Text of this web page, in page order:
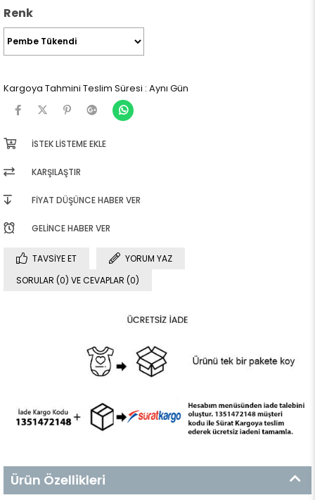
Renk
Kargoya Tahmini Teslim Süresi : Aynı Gün
İSTEK LISTEME EKLE
KARŞILAŞTIR
FIYAT DÜŞÜNCE HABER VER
GELINCE HABER VER
TAVSIYE ET
YORUM YAZ
SORULAR (0) VE CEVAPLAR (0)
Ürün Özellikleri